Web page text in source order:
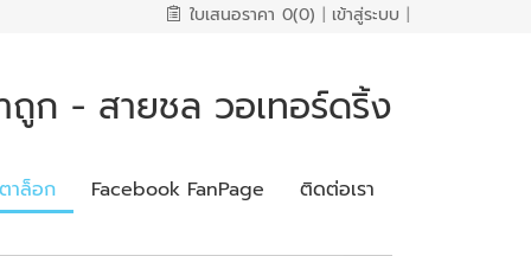
ใบเสนอราคา 0(0) | เข้าสู่ระบบ |
ถูก - สายชล วอเทอร์ดริ้ง
าล็อก Facebook FanPage ติดต่อเรา